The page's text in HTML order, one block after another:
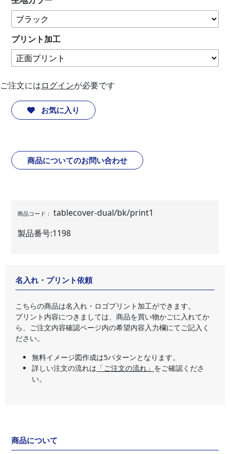
プリント加工
ご注文にはログインが必要です
お気に入り
商品についてのお問い合わせ
商品コード：
tablecover-dual/bk/print1
製品番号:1198
名入れ・プリント依頼
こちらの商品は名入れ・ロゴプリント加工ができます。
プリント内容につきましては、商品を買い物かごに入れてか
ら、ご注文内容確認ページ内の希望内容入力欄にてご記入く
ださい。
無料イメージ図作成は5パターンとなります。
詳しい注文の流れは 「ご注文の流れ」 をご確認くださ
い。
商品について